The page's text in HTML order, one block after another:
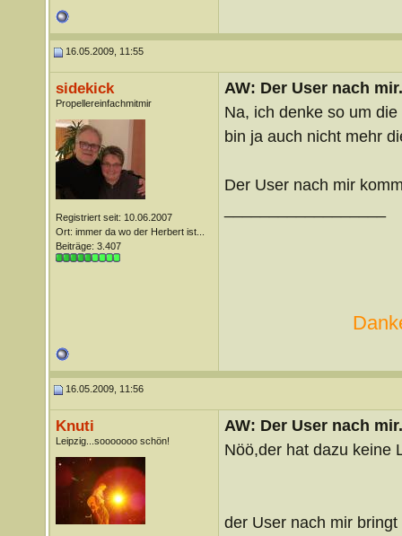
16.05.2009, 11:55
sidekick
Propellereinfachmitmir
Registriert seit: 10.06.2007
Ort: immer da wo der Herbert ist...
Beiträge: 3.407
AW: Der User nach
Na, ich denke so um
bin ja auch nicht mehr
Der User nach mir
16.05.2009, 11:56
Knuti
Leipzig...sooooooo schön!
AW: Der User nach
Nöö,der hat dazu keine
der User nach mir